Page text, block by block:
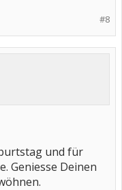
#8
und für
Geniesse Deinen